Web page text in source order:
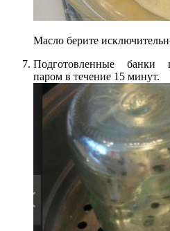
Масло берите
Подготовленные банки
паром в течение 15 минут.